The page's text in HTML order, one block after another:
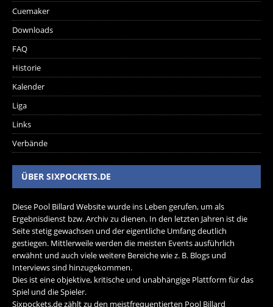
Cuemaker
Downloads
FAQ
Historie
Kalender
Liga
Links
Verbände
ÜBER SIXPOCKETS.DE
Diese Pool Billard Website wurde ins Leben gerufen, um als
Ergebnisdienst bzw. Archiv zu dienen. In den letzten Jahren ist die
Seite stetig gewachsen und der eigentliche Umfang deutlich
gestiegen. Mittlerweile werden die meisten Events ausführlich
erwähnt und auch viele weitere Bereiche wie z. B. Blogs und
Interviews sind hinzugekommen.
Dies ist eine objektive, kritische und unabhängige Plattform für das
Spiel und die Spieler.
Sixpockets.de zählt zu den meistfrequentierten Pool Billard